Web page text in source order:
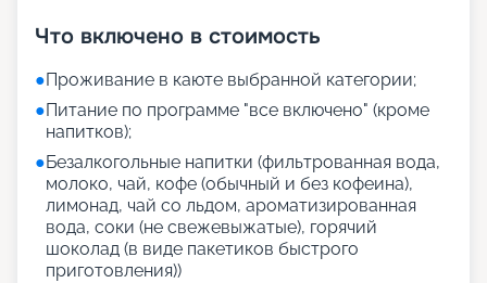
Что включено в стоимость
●Проживание в каюте выбранной категории;
●Питание по программе "все включено" (кроме
напитков);
●Безалкогольные напитки (фильтрованная вода,
молоко, чай, кофе (обычный и без кофеина),
лимонад, чай со льдом, ароматизированная
вода, соки (не свежевыжатые), горячий
шоколад (в виде пакетиков быстрого
приготовления))